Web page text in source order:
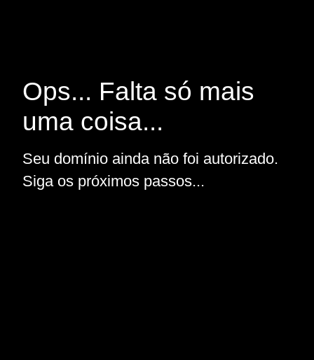
Ops... Falta só mais
uma coisa...
Seu domínio ainda não foi autorizado.
Siga os próximos passos...